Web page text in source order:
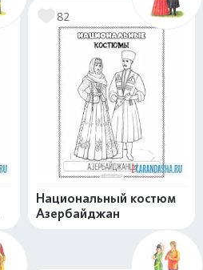
82
Национальный костюм
Азербайджан